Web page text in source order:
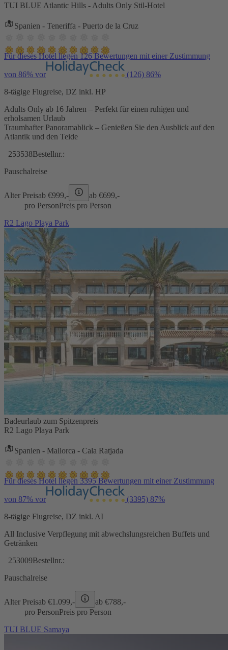
TUI BLUE Atlantic Hills - Adults Only Stil-Hotel
Spanien - Teneriffa - Puerto de la Cruz
Für dieses Hotel liegen 126 Bewertungen mit einer Zustimmung
von 86% vor (126) 86%
8-tägige Flugreise, DZ inkl. HP
Adults Only ab 16 Jahren – Perfekt für einen ruhigen und
erholsamen Urlaub
Traumhafter Panoramablick – Genießen Sie den Ausblick auf den
Atlantik und den Teide
253538Bestellnr.:
Pauschalreise
Alter Preisab €999,- ab €699,-
pro PersonPreis pro Person
R2 Lago Playa Park
Badeurlaub zum Spitzenpreis
R2 Lago Playa Park
Spanien - Mallorca - Cala Ratjada
Für dieses Hotel liegen 3395 Bewertungen mit einer Zustimmung
von 87% vor (3395) 87%
8-tägige Flugreise, DZ inkl. AI
All Inclusive Verpflegung mit abwechslungsreichen Buffets und
Getränken
253009Bestellnr.:
Pauschalreise
Alter Preisab €1.099,- ab €788,-
pro PersonPreis pro Person
TUI BLUE Samaya